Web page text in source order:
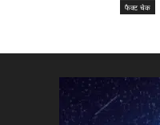
फैक्ट चेक